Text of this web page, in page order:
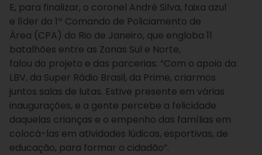
E, para finalizar, o coronel André Silva, faixa azul
e líder do 1º Comando de Policiamento de
Área (CPA) do Rio de Janeiro, que engloba 11
batalhões entre as Zonas Sul e Norte,
falou do projeto e das parcerias: “Com o apoio da
LBV, da Super Rádio Brasil, da Prime, criarmos
juntos salas de lutas. Estive presente em várias
inaugurações, e a gente percebe a felicidade
daquelas crianças e o empenho das famílias em
colocá-las em atividades lúdicas, esportivas, de
educação, para formar o cidadão”.